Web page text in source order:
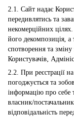
2.1. Сайт надає
передивлятись та
некомерційних цілях.
його декомпозиція, а
спотворення та
Користувачів,
2.2. При реєстрації
погоджується та
інформацію про себе
власник/
відповідальність